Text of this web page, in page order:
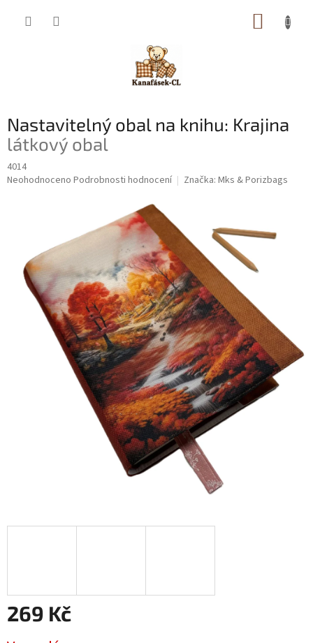
Nastavitelný obal na knihu: Krajina
látkový obal
4014
Průměrné
hvězdiček.
Neohodnoceno Podrobnosti hodnocení Značka: Mks & Porizbags
269 Kč